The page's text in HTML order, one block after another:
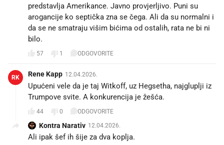
predstavlja Amerikance. Javno provjerljivo. Puni su
arogancije ko septička zna se čega. Ali da su normalni i
da se ne smatraju višim bićima od ostalih, rata ne bi ni
bilo.
57 1 ODGOVORITE
RK Rene Kapp 12.04.2026.
Upućeni vele da je taj Witkoff, uz Hegsetha, najgluplji iz
Trumpove svite. A konkurencija je žešća.
44 0 ODGOVORITE
Kontra Narativ 12.04.2026.
Ali ipak šef ih šije za dva koplja.